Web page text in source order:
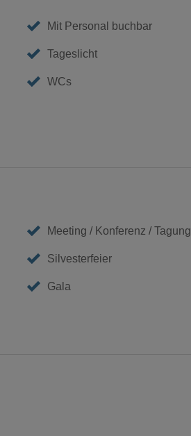
Mit Personal buchbar
Tageslicht
WCs
Meeting / Konferenz / Tagung
Silvesterfeier
Gala